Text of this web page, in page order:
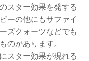
スター効果を発する
ーの他にもサファイ
ズクォーツなどでも
のがあります。
スター効果が現れる